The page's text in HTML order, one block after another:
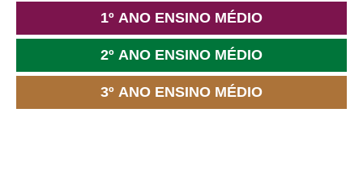
1º ANO ENSINO MÉDIO
2º ANO ENSINO MÉDIO
3º ANO ENSINO MÉDIO